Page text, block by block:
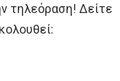
τηλεόραση! Δείτε